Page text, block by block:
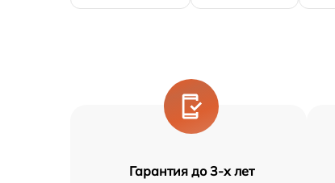
Гарантия до 3-х лет